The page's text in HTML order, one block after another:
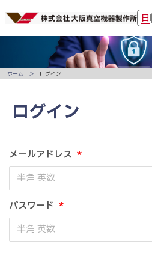
日
ログイン
メールアドレス *
パスワード *
ホーム ログイン